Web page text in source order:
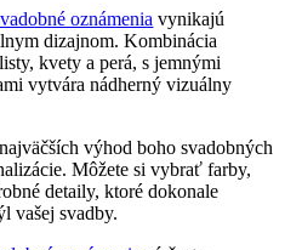
oznámenia vynikajú
dizajnom. Kombinácia
kvety a perá, s jemnými
vytvára nádherný vizuálny
výhod boho svadobných
Môžete si vybrať farby,
detaily, ktoré dokonale
vašej svadby.